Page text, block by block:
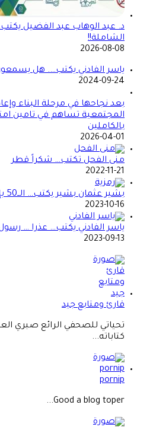
د. عبد الوهاب عبد الفضيل
الشاملة!!
2026-08-08
ياسر الفادني يكتب…. هل
2024-09-24
بعد نجاحها في مرحلة البناء
المجتمعية تساهم في تامين
بالكاملين
2026-04-01
منى الفحل تكتب… شكراً قطر
2022-11-21
بشير عثمان بشير يكتب… الــ50 بإحساس 30 !!
2023-10-16
ياسر الفادني يكتب… عذرا … رسول
2023-09-13
قارئ ومتابع جيد
تحياتي للصحفي الرائع صبري
كتاباته...
pornip
Good a blog toper...